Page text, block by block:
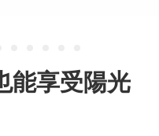
能享受陽光